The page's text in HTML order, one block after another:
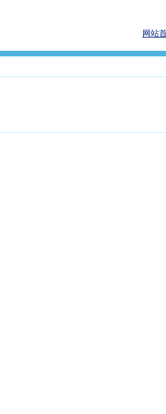
网站